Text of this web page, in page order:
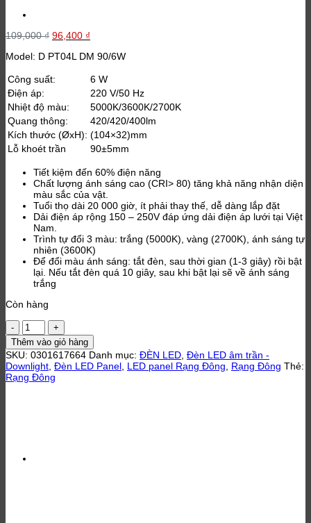
109,000₫ Giá
là:
96,400 ₫
tại
96,400 ₫.
Model: D PT04L DM 90/6W
Công suất:
6 W
Điện áp:
220 V/50 Hz
Nhiệt độ màu:
5000K/3600K/2700K
Quang thông:
420/420/400lm
Kích thước (ØxH): (104×32)mm
Lỗ khoét trần
90±5mm
Tiết kiệm đến 60% điện năng
Chất lượng ánh sáng cao (CRI> 80) tăng khả năng nhận diện
màu sắc của vật.
Tuổi thọ dài 20 000 giờ, ít phải thay thế, dễ dàng lắp đặt
Dải điện áp rộng 150 – 250V đáp ứng dải điện áp lưới tại Việt
Nam.
Trình tự đổi 3 màu: trắng (5000K), vàng (2700K), ánh sáng tự
nhiên (3600K)
Để đổi màu ánh sáng: tắt đèn, sau thời gian (1-3 giây) rồi bật
lại. Nếu tắt đèn quá 10 giây, sau khi bật lại sẽ về ánh sáng
trắng
Còn hàng
Đèn
LED
Panel
tròn
đổi
màu
Thêm vào giỏ hàng
SKU: 0301617664 Danh mục: ĐÈN LED Đèn LED âm trần -
Downlight Đèn LED Panel LED panel Rạng Đông Rạng Đông Thẻ:
Rạng Đông